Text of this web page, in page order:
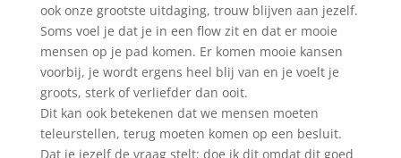
ook onze grootste uitdaging, trouw blijven aan jezelf.
Soms voel je dat je in een flow zit en dat er mooie
mensen op je pad komen. Er komen mooie kansen
voorbij, je wordt ergens heel blij van en je voelt je
groots, sterk of verliefder dan ooit.
Dit kan ook betekenen dat we mensen moeten
teleurstellen, terug moeten komen op een besluit.
Dat je jezelf de vraag stelt: doe ik dit omdat dit goed